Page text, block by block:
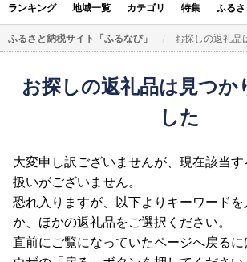
ランキング 地域一覧 カテゴリ 特集 ふる
ふるさと納税サイト「ふるなび」 お探しの返礼品
お探しの返礼品は見つか
した
大変申し訳ございませんが、現在該当す
扱いがございません。
恐れ入りますが、以下よりキーワード
か、ほかの返礼品をご選択ください。
直前にご覧になっていたページへ戻る